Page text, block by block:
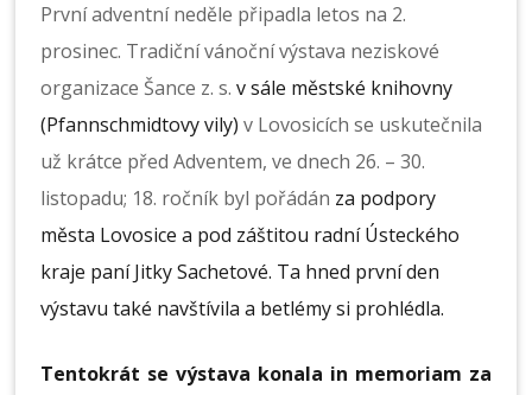
První adventní neděle připadla letos na 2.
prosinec. Tradiční vánoční výstava neziskové
organizace Šance z. s.v sále městské knihovny
(Pfannschmidtovy vily)v Lovosicích se uskutečnila
už krátce před Adventem, ve dnech 26. – 30.
listopadu; 18. ročník byl pořádán za podpory
města Lovosice a pod záštitou radní Ústeckého
kraje paní Jitky Sachetové. Ta hned první den
výstavu také navštívila a betlémy si prohlédla.
Tentokrát se výstava konala in memoriam za